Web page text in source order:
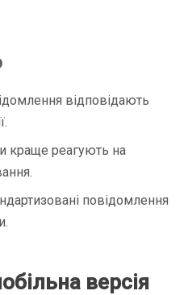
відповідають
краще реагують на
повідомлення
версія